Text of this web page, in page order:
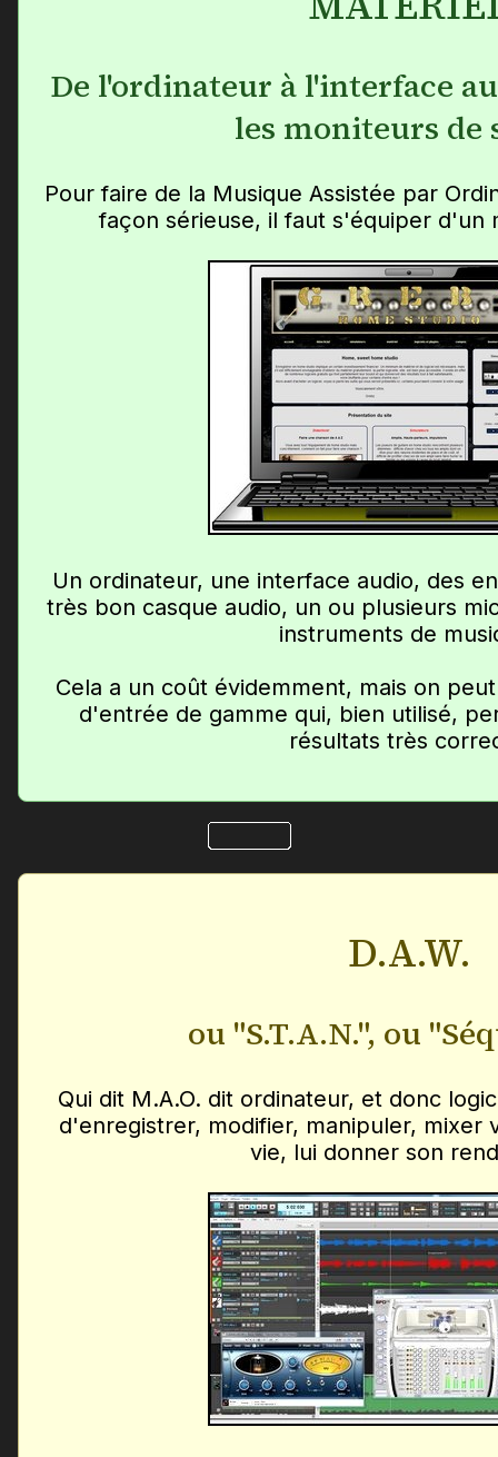
De l'ordinateur à l'interface
les moniteurs de
Pour faire de la Musique Assistée par
façon sérieuse, il faut s'équiper d'un
Un ordinateur, une interface audio, des
très bon casque audio, un ou plusieurs
instruments de
Cela a un coût évidemment, mais on
d'entrée de gamme qui, bien utilisé,
résultats très
D.A.W.
ou "S.T.A.N.", ou
Qui dit M.A.O. dit ordinateur, et donc
d'enregistrer, modifier, manipuler, mixer
vie, lui donner son